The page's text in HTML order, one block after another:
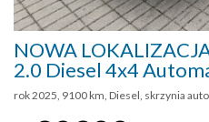
NOWA
2.0 Diesel 4x4
rok 2025, 9100 km, Diesel, skrzynia